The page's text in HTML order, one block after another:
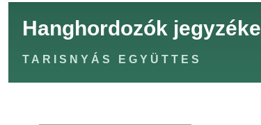
Hanghordozók jegyzéke
TARISNYÁS EGYÜTTES